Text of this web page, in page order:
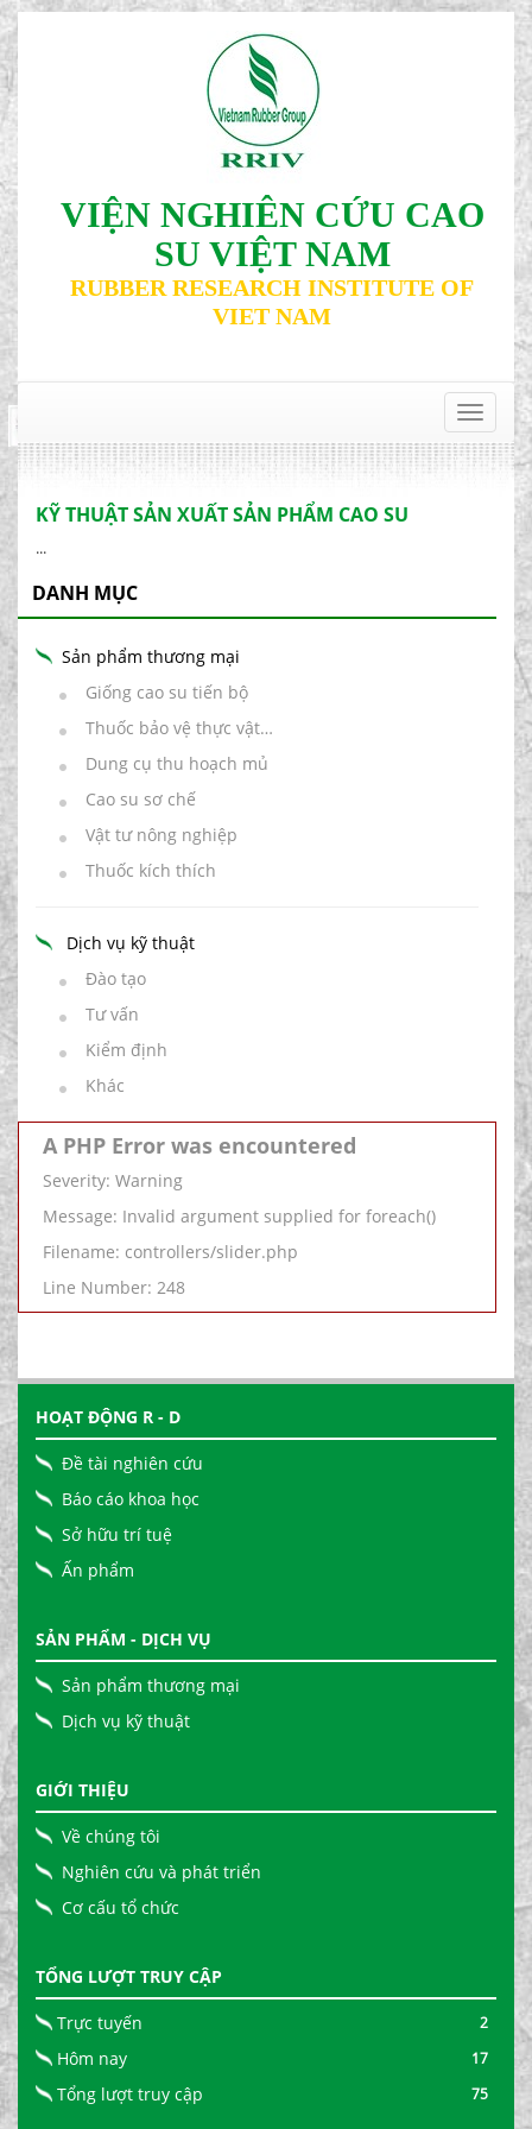
VIỆN NGHIÊN CỨU CAO
SU VIỆT NAM
RUBBER RESEARCH INSTITUTE OF
VIET NAM
Toggle
KỸ THUẬT SẢN XUẤT SẢN PHẨM CAO SU
...
DANH MỤC
Sản phẩm thương mại
Giống cao su tiến bộ
Thuốc bảo vệ thực vật…
Dung cụ thu hoạch mủ
Cao su sơ chế
Vật tư nông nghiệp
Thuốc kích thích
Dịch vụ kỹ thuật
Đào tạo
Tư vấn
Kiểm định
Khác
A PHP Error was encountered
Severity: Warning
Message: Invalid argument supplied for foreach()
Filename: controllers/slider.php
Line Number: 248
HOẠT ĐỘNG R - D
Đề tài nghiên cứu
Báo cáo khoa học
Sở hữu trí tuệ
Ấn phẩm
SẢN PHẨM - DỊCH VỤ
Sản phẩm thương mại
Dịch vụ kỹ thuật
GIỚI THIỆU
Về chúng tôi
Nghiên cứu và phát triển
Cơ cấu tổ chức
TỔNG LƯỢT TRUY CẬP
Trực tuyến 2
Hôm nay 17
Tổng lượt truy cập 75